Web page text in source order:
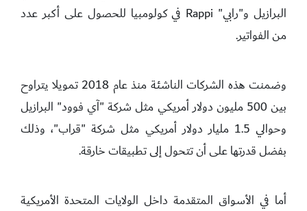
البرازيل و"رابي" Rappi في كولومبيا للحصول على أكبر عدد
من الفواتير.
وضمنت هذه الشركات الناشئة منذ عام 2018 تمويلا يتراوح
بين 500 مليون دولار أمريكي مثل شركة "آي فوود" البرازيل
وحوالي 1.5 مليار دولار أمريكي مثل شركة "قراب"، وذلك
بفضل قدرتها على أن تتحول إلى تطبيقات خارقة.
أما في الأسواق المتقدمة داخل الولايات المتحدة الأمريكية